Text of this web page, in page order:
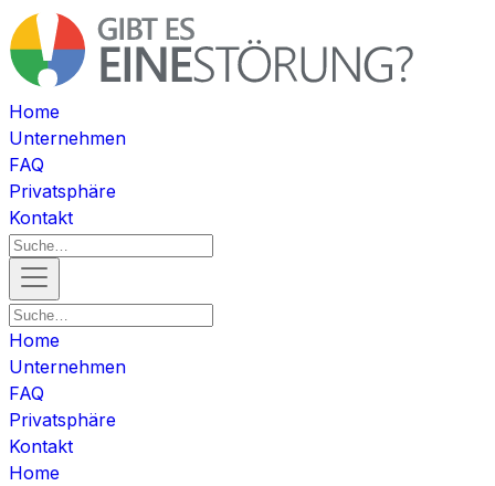
Home
Unternehmen
FAQ
Privatsphäre
Kontakt
Home
Unternehmen
FAQ
Privatsphäre
Kontakt
Home